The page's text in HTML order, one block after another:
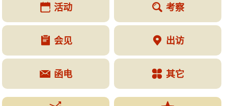
 活动  考察
 会见  出访
 函电  其它